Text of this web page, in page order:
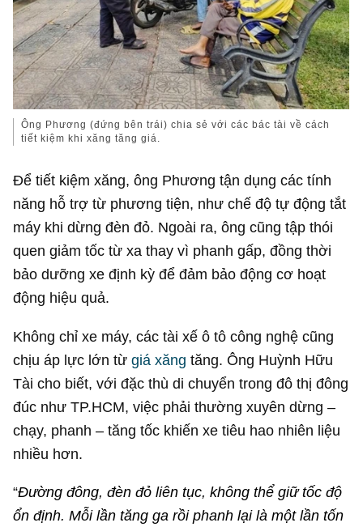
Ông Phương (đứng bên trái) chia sẻ với các bác tài về cách
tiết kiệm khi xăng tăng giá.
Để tiết kiệm xăng, ông Phương tận dụng các tính
năng hỗ trợ từ phương tiện, như chế độ tự động tắt
máy khi dừng đèn đỏ. Ngoài ra, ông cũng tập thói
quen giảm tốc từ xa thay vì phanh gấp, đồng thời
bảo dưỡng xe định kỳ để đảm bảo động cơ hoạt
động hiệu quả.
Không chỉ xe máy, các tài xế ô tô công nghệ cũng
chịu áp lực lớn từgiá xăng tăng. Ông Huỳnh Hữu
Tài cho biết, với đặc thù di chuyển trong đô thị đông
đúc như TP.HCM, việc phải thường xuyên dừng –
chạy, phanh – tăng tốc khiến xe tiêu hao nhiên liệu
nhiều hơn.
“Đường đông, đèn đỏ liên tục, không thể giữ tốc độ
ổn định. Mỗi lần tăng ga rồi phanh lại là một lần tốn